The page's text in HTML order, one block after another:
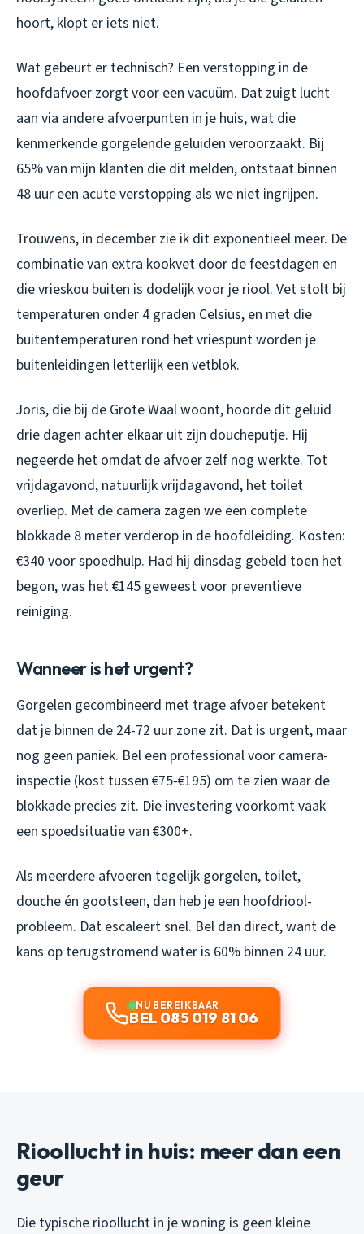
hoort, klopt er iets niet.
Wat gebeurt er technisch? Een verstopping in de
hoofdafvoer zorgt voor een vacuüm. Dat zuigt lucht
aan via andere afvoerpunten in je huis, wat die
kenmerkende gorgelende geluiden veroorzaakt. Bij
65% van mijn klanten die dit melden, ontstaat binnen
48 uur een acute verstopping als we niet ingrijpen.
Trouwens, in december zie ik dit exponentieel meer. De
combinatie van extra kookvet door de feestdagen en
die vrieskou buiten is dodelijk voor je riool. Vet stolt bij
temperaturen onder 4 graden Celsius, en met die
buitentemperaturen rond het vriespunt worden je
buitenleidingen letterlijk een vetblok.
Joris, die bij de Grote Waal woont, hoorde dit geluid
drie dagen achter elkaar uit zijn doucheputje. Hij
negeerde het omdat de afvoer zelf nog werkte. Tot
vrijdagavond, natuurlijk vrijdagavond, het toilet
overliep. Met de camera zagen we een complete
blokkade 8 meter verderop in de hoofdleiding. Kosten:
€340 voor spoedhulp. Had hij dinsdag gebeld toen het
begon, was het €145 geweest voor preventieve
reiniging.
Wanneer is het urgent?
Gorgelen gecombineerd met trage afvoer betekent
dat je binnen de 24-72 uur zone zit. Dat is urgent, maar
nog geen paniek. Bel een professional voor camera-
inspectie (kost tussen €75-€195) om te zien waar de
blokkade precies zit. Die investering voorkomt vaak
een spoedsituatie van €300+.
Als meerdere afvoeren tegelijk gorgelen, toilet,
douche én gootsteen, dan heb je een hoofdriool-
probleem. Dat escaleert snel. Bel dan direct, want de
kans op terugstromend water is 60% binnen 24 uur.
NU BEREIKBAAR
BEL 085 019 81 06
Rioollucht in huis: meer dan een
geur
Die typische rioollucht in je woning is geen kleine